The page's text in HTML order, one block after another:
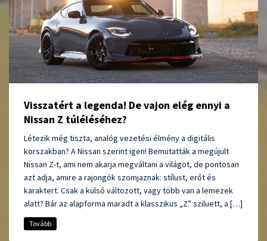
Visszatért a legenda! De vajon elég ennyi a
Nissan Z túléléséhez?
Létezik még tiszta, analóg vezetési élmény a digitális
korszakban? A Nissan szerint igen! Bemutatták a megújult
Nissan Z-t, ami nem akarja megváltani a világot, de pontosan
azt adja, amire a rajongók szomjaznak: stílust, erőt és
karaktert. Csak a külső változott, vagy több van a lemezek
alatt? Bár az alapforma maradt a klasszikus „Z” sziluett, a […]
Tovább